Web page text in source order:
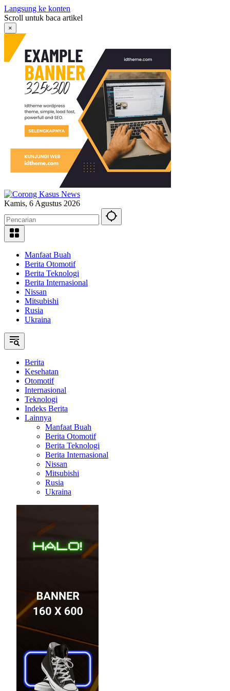
Langsung ke konten
Scroll untuk baca artikel
×
Kamis, 6 Agustus 2026
Manfaat Buah
Berita Otomotif
Berita Teknologi
Berita Internasional
Nissan
Mitsubishi
Rusia
Ukraina
Berita
Kesehatan
Otomotif
Internasional
Teknologi
Indeks Berita
Lainnya
Manfaat Buah
Berita Otomotif
Berita Teknologi
Berita Internasional
Nissan
Mitsubishi
Rusia
Ukraina